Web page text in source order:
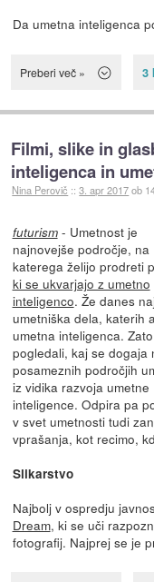
Da umetna inteligenca
Preberi več » 3
Filmi, slike in
inteligenca in
Nina Perovič ::3. apr 2017ob
futurism- Umetnost je
najnovejše področje, na
katerega želijo prodreti
ki se ukvarjajo z umetno
inteligenco. Že danes
umetniška dela, katerih
umetna inteligenca.
pogledali, kaj se dogaja
posameznih področjih
iz vidika razvoja umetne
inteligence. Odpira pa
v svet umetnosti tudi
vprašanja, kot recimo,
Slikarstvo
Najbolj v ospredju
Dream, ki se uči
fotografij. Najprej se je